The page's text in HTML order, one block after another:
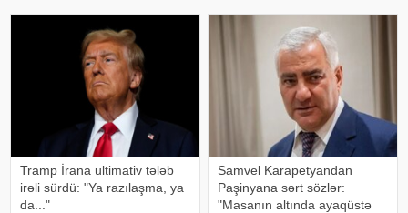
milyondan çox insan üçün
Türkiyə cəmiyyətinin müəyyən
Tramp İrana ultimativ tələb
irəli sürdü: "Ya razılaşma, ya
da..."
Samvel Karapetyandan
Paşinyana sərt sözlər:
"Masanın altında ayaqüstə